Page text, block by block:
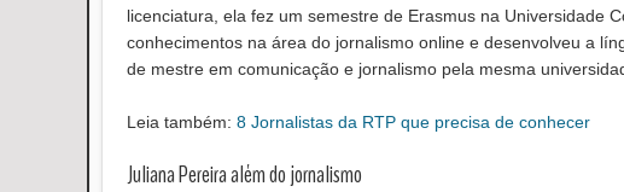
licenciatura, ela fez um semestre de Erasmus na Universidade
conhecimentos na área do jornalismo online e desenvolveu a
de mestre em comunicação e jornalismo pela mesma
Leia também: 8 Jornalistas da RTP que precisa de conhecer
Juliana Pereira além do jornalismo